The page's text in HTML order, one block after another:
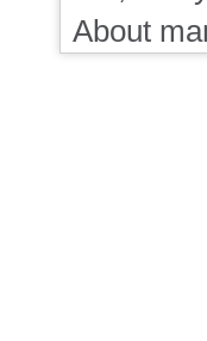
About